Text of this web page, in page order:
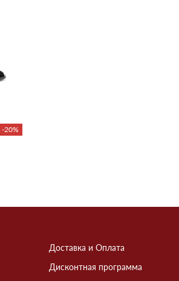
-20%
Доставка и Оплата
Дисконтная программа